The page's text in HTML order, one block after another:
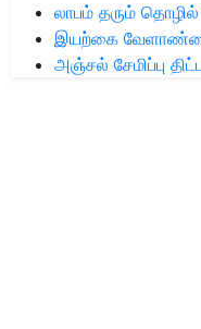
லாபம் தரும் தொழில்
இயற்கை
அஞ்சல் சேமிப்பு